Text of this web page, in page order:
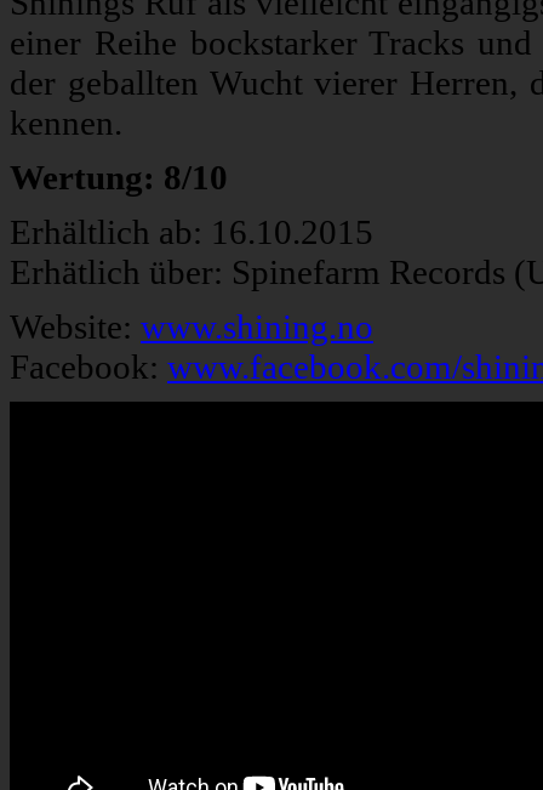
einer Reihe bockstarker Tracks
der geballten Wucht vierer
kennen.
Wertung: 8/10
Erhältlich ab: 16.10.2015
Erhätlich über: Spinefarm Records
Website: www.shining.no
Facebook: www.facebook.com/